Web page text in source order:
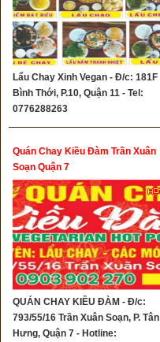
Lẩu Chay Xinh Vegan - Đ/c: 181F
Bình Thới, P.10, Quận 11 - Tel:
0776288263
Quán Chay Kiều Đàm Trần Xuân
Soạn Quận 7
QUÁN CHAY KIỀU ĐÀM - Đ/c:
793/55/16 Trần Xuân Soạn, P. Tân
Hưng, Quận 7 - Hotline: